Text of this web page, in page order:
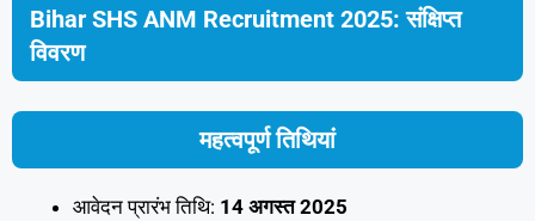
Bihar SHS ANM Recruitment 2025: संक्षिप्त
विवरण
महत्वपूर्ण तिथियां
आवेदन प्रारंभ तिथि: 14 अगस्त 2025